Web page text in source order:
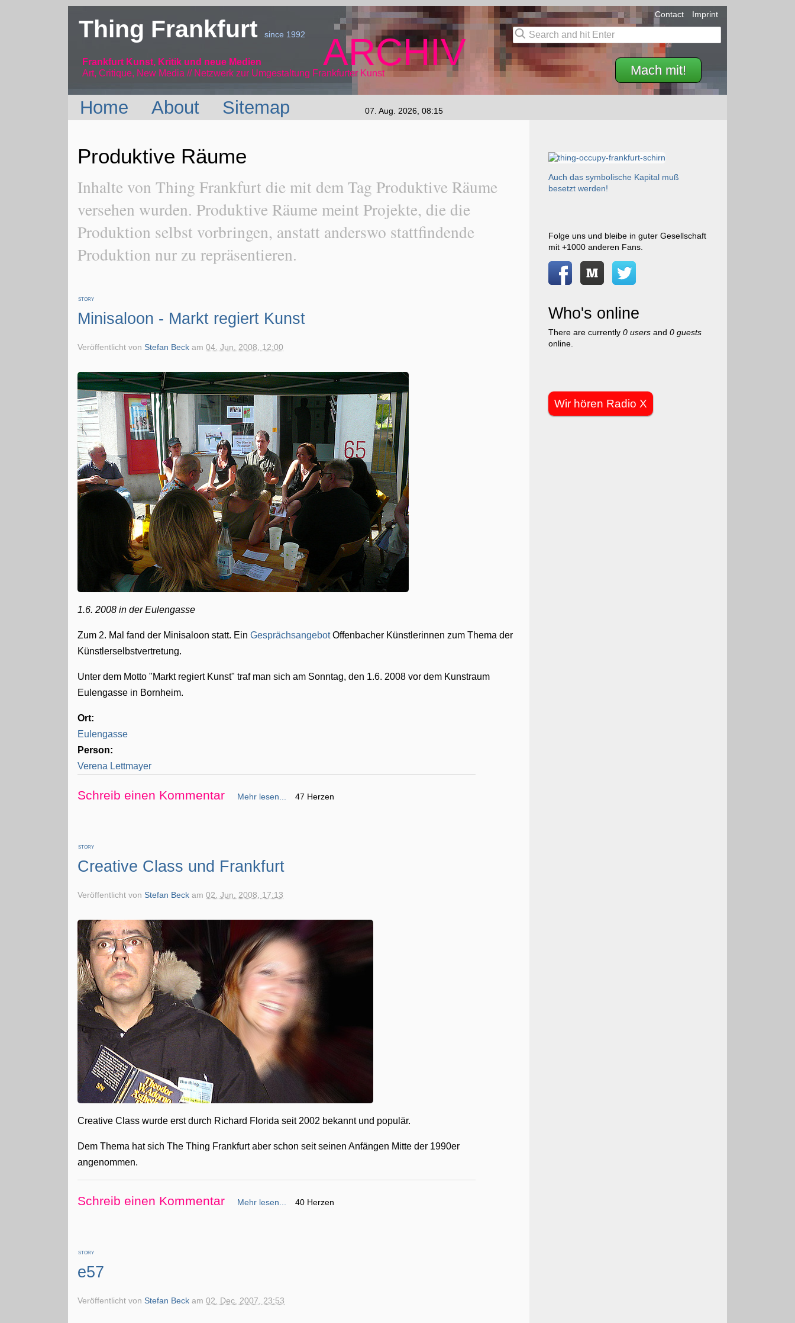
Thing Frankfurtsince 1992
Frankfurt Kunst, Kritik und neue Medien
Art, Critique, New Media // Netzwerk
ARCHIV
zur Umgestaltung Frankfurter Kunst Mach mit!
Contact Imprint
Home About Sitemap 07. Aug. 2026, 08:15
Produktive Räume
Inhalte von Thing Frankfurt die mit dem Tag Produktive Räume
versehen wurden. Produktive Räume meint Projekte, die die
Produktion selbst vorbringen, anstatt anderswo stattfindende
Produktion nur zu repräsentieren.
STORY
Minisaloon - Markt regiert Kunst
Veröffentlicht vonStefan Beck am04. Jun. 2008, 12:00
1.6. 2008 in der Eulengasse
Zum 2. Mal fand der Minisaloon statt. EinGesprächsangebotOffenbacher Künstlerinnen zum Thema der
Künstlerselbstvertretung.
Unter dem Motto "Markt regiert Kunst" traf man sich am Sonntag, den 1.6. 2008 vor dem Kunstraum
Eulengasse in Bornheim.
Ort:
Eulengasse
Person:
Verena Lettmayer
Schreib einen Kommentar Mehr lesen... 47 Herzen
STORY
Creative Class und Frankfurt
Veröffentlicht vonStefan Beck am02. Jun. 2008, 17:13
Creative Class wurde erst durch Richard Florida seit 2002 bekannt und populär.
Dem Thema hat sich The Thing Frankfurt aber schon seit seinen Anfängen Mitte der 1990er
angenommen.
Schreib einen Kommentar Mehr lesen... 40 Herzen
STORY
e57
Veröffentlicht vonStefan Beck am02. Dec. 2007, 23:53
Auch das symbolische Kapital muß
besetzt werden!
Folge uns und bleibe in guter Gesellschaft
mit +1000 anderen Fans.
Who's online
There are currently 0 usersand 0 guests
online.
Wir hören Radio X